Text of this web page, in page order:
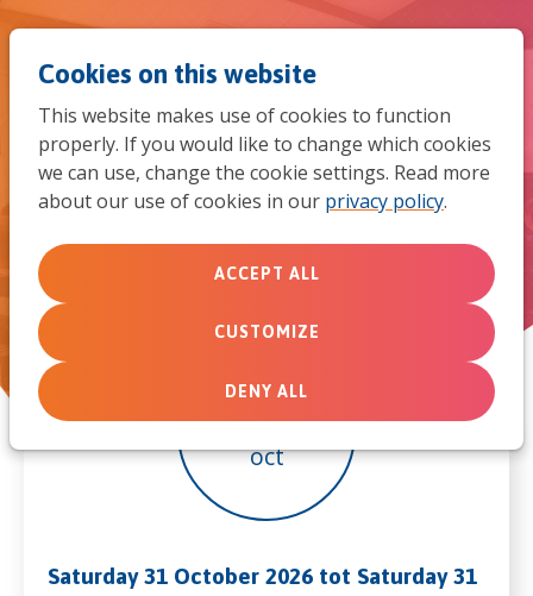
Cookies on this website
This website makes use of cookies to function
properly. If you would like to change which cookies
we can use, change the cookie settings. Read more
about our use of cookies in our privacy policy.
ACCEPT ALL
CUSTOMIZE
DENY ALL
Kinderwerkersconferentie 2026
31
oct
Saturday 31 October 2026 tot Saturday 31